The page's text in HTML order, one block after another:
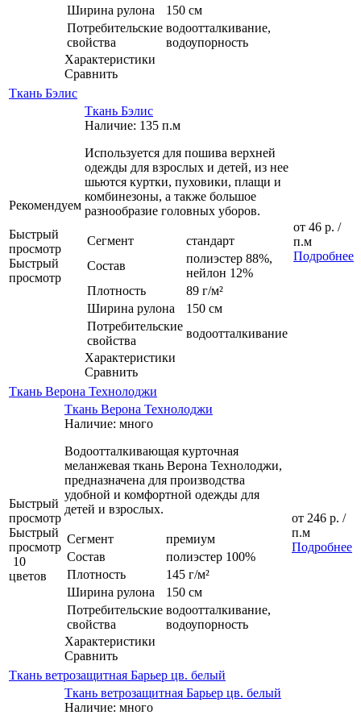
Ширина рулона
150 см
Потребительские
свойства
водоотталкивание,
водоупорность
Характеристики
Сравнить
Ткань Бэлис
Рекомендуем
Быстрый
просмотр
Быстрый
просмотр
Ткань Бэлис
Наличие: 135 п.м
Используется для пошива верхней
одежды для взрослых и детей, из нее
шьются куртки, пуховики, плащи и
комбинезоны, а также большое
разнообразие головных уборов.
Сегмент
стандарт
Состав
полиэстер 88%,
нейлон 12%
Плотность
89 г/м²
Ширина рулона
150 см
Потребительские
свойства
водоотталкивание
Характеристики
Сравнить
от 46 р. /
п.м
Подробнее
Ткань Верона Технолоджи
Быстрый
просмотр
Быстрый
просмотр
10
цветов
Ткань Верона Технолоджи
Наличие: много
Водоотталкивающая курточная
меланжевая ткань Верона Технолоджи,
предназначена для производства
удобной и комфортной одежды для
детей и взрослых.
Сегмент
премиум
Состав
полиэстер 100%
Плотность
145 г/м²
Ширина рулона
150 см
Потребительские
свойства
водоотталкивание,
водоупорность
Характеристики
Сравнить
от 246 р. /
п.м
Подробнее
Ткань ветрозащитная Барьер цв. белый
Ткань ветрозащитная Барьер цв. белый
Наличие: много